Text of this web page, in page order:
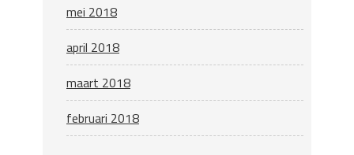
mei 2018
april 2018
maart 2018
februari 2018